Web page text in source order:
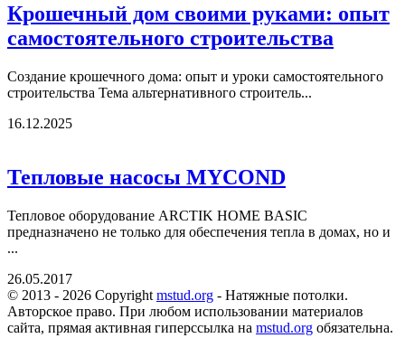
Крошечный дом своими руками: опыт
самостоятельного строительства
Создание крошечного дома: опыт и уроки самостоятельного
строительства Тема альтернативного строитель...
16.12.2025
Тепловые насосы MYCOND
Тепловое оборудование ARCTIK HOME BASIC
предназначено не только для обеспечения тепла в домах, но и
...
26.05.2017
© 2013 - 2026 Copyright mstud.org - Натяжные потолки.
Авторское право. При любом использовании материалов
сайта, прямая активная гиперссылка на mstud.org обязательна.